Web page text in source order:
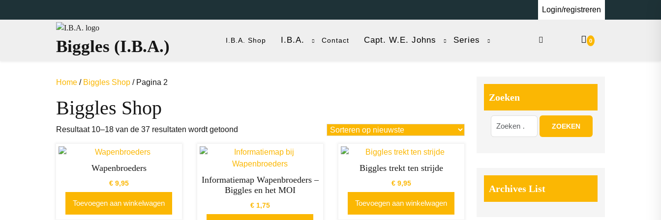
Login/registreren
Biggles (I.B.A.) I.B.A. Shop I.B.A. Contact Capt. W.E. Johns Series 0
Home / Biggles Shop / Pagina 2
Biggles Shop
Resultaat 10–18 van de 37 resultaten wordt getoond
nieuwste
Wapenbroeders
€9,95
Toevoegen aan winkelwagen
Informatiemap Wapenbroeders –
Biggles en het MOI
€1,75
Biggles trekt ten strijde
€9,95
Toevoegen aan winkelwagen
Zoeken
Archives List